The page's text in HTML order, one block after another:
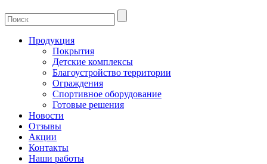
Продукция
Покрытия
Детские комплексы
Благоустройство территории
Ограждения
Спортивное оборудование
Готовые решения
Новости
Отзывы
Акции
Контакты
Наши работы